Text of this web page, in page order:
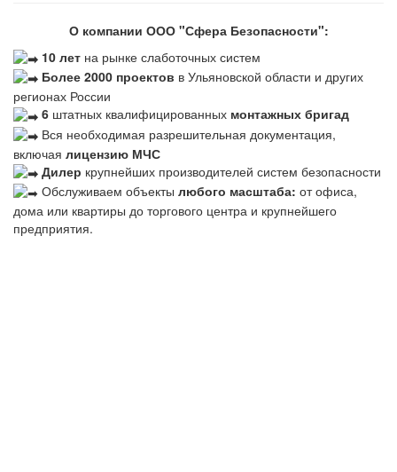
О компании ООО "Сфера Безопасности":
10 лет на рынке слаботочных систем
Более 2000 проектов в Ульяновской области и других
регионах России
6 штатных квалифицированных монтажных бригад
Вся необходимая разрешительная документация,
включая лицензию МЧС
Дилер крупнейших производителей систем безопасности
Обслуживаем объекты любого масштаба: от офиса,
дома или квартиры до торгового центра и крупнейшего
предприятия.